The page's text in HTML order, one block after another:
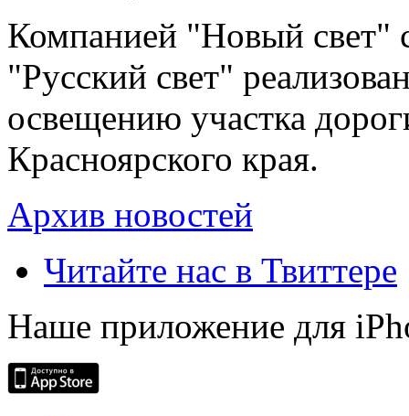
Компанией "Новый свет"
"Русский свет"
освещению участка
Красноярского края.
Архив новостей
Читайте нас в Твиттере
Наше приложение для